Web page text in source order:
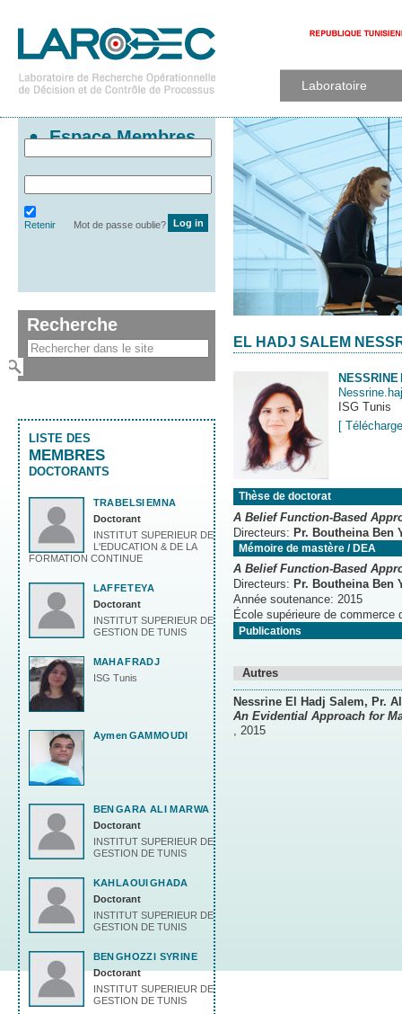
Laboratoire
EL HADJ SALEM
NESSRINE
ISG Tunis
[
Thèse de doctorat
A Belief Function-Based
Directeurs: Pr. Boutheina Ben
Mémoire de mastère / DEA
A Belief Function-Based
Directeurs: Pr. Boutheina Ben
Année soutenance: 2015
École supérieure de commerce
Publications
Autres
Nessrine El Hadj Salem, Pr.
An Evidential Approach for
2015
Espace Membres
Retenir Mot de passe oublie?
Recherche
LISTE DES
MEMBRES
DOCTORANTS
TRABELSIEMNA
Doctorant
INSTITUT SUPERIEUR DE
L'EDUCATION & DE LA
FORMATION CONTINUE
LAFFETEYA
Doctorant
INSTITUT SUPERIEUR DE
GESTION DE TUNIS
MAHAFRADJ
ISG Tunis
Aymen GAMMOUDI
BENGARA ALI MARWA
Doctorant
INSTITUT SUPERIEUR DE
GESTION DE TUNIS
KAHLAOUIGHADA
Doctorant
INSTITUT SUPERIEUR DE
GESTION DE TUNIS
BENGHOZZI SYRINE
Doctorant
INSTITUT SUPERIEUR DE
GESTION DE TUNIS